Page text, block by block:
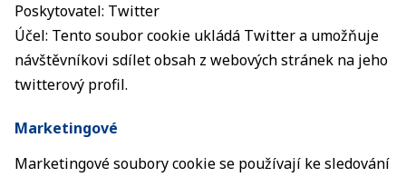
Poskytovatel: Twitter
Účel: Tento soubor cookie ukládá Twitter a umožňuje
návštěvníkovi sdílet obsah z webových stránek na jeho
twitterový profil.
Marketingové
Marketingové soubory cookie se používají ke sledování